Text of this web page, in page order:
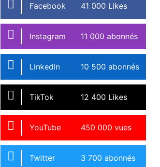
Facebook 41 000 Likes
Instagram 11 000 abonnés
LinkedIn 10 500 abonnés
TikTok 12 400 Likes
YouTube 450 000 vues
Twitter 3 700 abonnés